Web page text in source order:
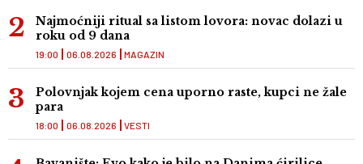
Najmoćniji ritual sa listom lovora: novac dolazi u
roku od 9 dana
MAGAZIN
19:00 06.08.2026
Polovnjak kojem cena uporno raste, kupci ne žale
para
VESTI
18:00 06.08.2026